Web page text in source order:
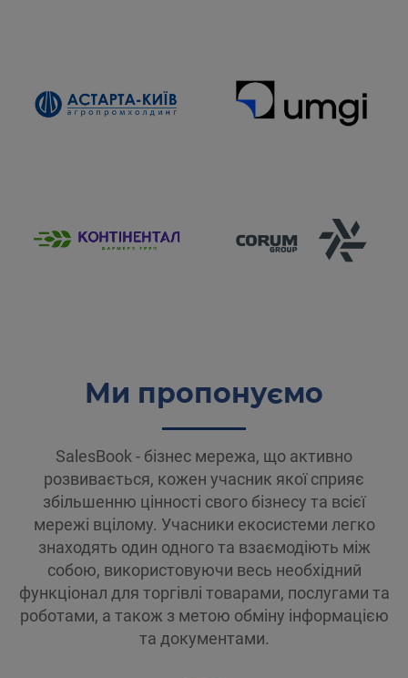
Ми пропонуємо
SalesBook - бізнес мережа, що активно
розвивається, кожен учасник якої сприяє
збільшенню цінності свого бізнесу та всієї
мережі вцілому. Учасники екосистеми легко
знаходять один одного та взаємодіють між
собою, використовуючи весь необхідний
функціонал для торгівлі товарами, послугами та
роботами, а також з метою обміну інформацією
та документами.